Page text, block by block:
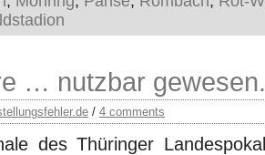
… nutzbar
/ 4 comments
des Thüringer